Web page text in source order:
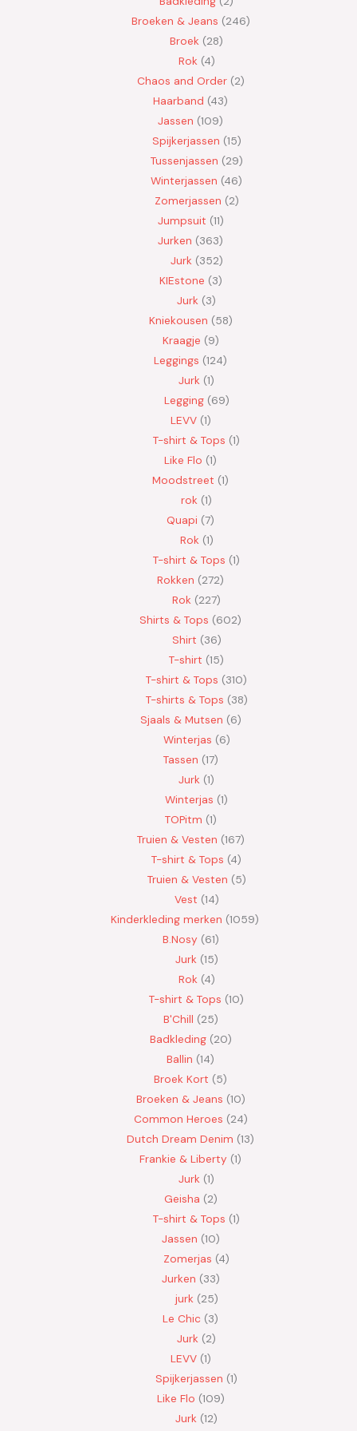
Broeken & Jeans 246
Broek 28
Rok 4
Chaos and Order 2
Haarband 43
Jassen 109
Spijkerjassen 15
Tussenjassen 29
Winterjassen 46
Zomerjassen 2
Jumpsuit 11
Jurken 363
Jurk 352
KIEstone 3
Jurk 3
Kniekousen 58
Kraagje 9
Leggings 124
Jurk 1
Legging 69
LEVV 1
T-shirt & Tops 1
Like Flo 1
Moodstreet 1
rok 1
Quapi 7
Rok 1
T-shirt & Tops 1
Rokken 272
Rok 227
Shirts & Tops 602
Shirt 36
T-shirt 15
T-shirt & Tops 310
T-shirts & Tops 38
Sjaals & Mutsen 6
Winterjas 6
Tassen 17
Jurk 1
Winterjas 1
TOPitm 1
Truien & Vesten 167
T-shirt & Tops 4
Truien & Vesten 5
Vest 14
Kinderkleding merken 1059
B.Nosy 61
Jurk 15
Rok 4
T-shirt & Tops 10
B'Chill 25
Badkleding 20
Ballin 14
Broek Kort 5
Broeken & Jeans 10
Common Heroes 24
Dutch Dream Denim 13
Frankie & Liberty 1
Jurk 1
Geisha 2
T-shirt & Tops 1
Jassen 10
Zomerjas 4
Jurken 33
jurk 25
Le Chic 3
Jurk 2
LEVV 1
Spijkerjassen 1
Like Flo 109
Jurk 12